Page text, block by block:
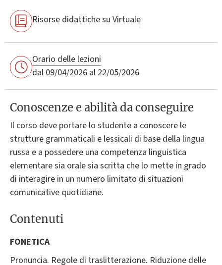
Risorse didattiche su Virtuale
Orario delle lezioni
dal 09/04/2026 al 22/05/2026
Conoscenze e abilità da conseguire
Il corso deve portare lo studente a conoscere le
strutture grammaticali e lessicali di base della lingua
russa e a possedere una competenza linguistica
elementare sia orale sia scritta che lo mette in grado
di interagire in un numero limitato di situazioni
comunicative quotidiane.
Contenuti
FONETICA
Pronuncia. Regole di traslitterazione. Riduzione delle